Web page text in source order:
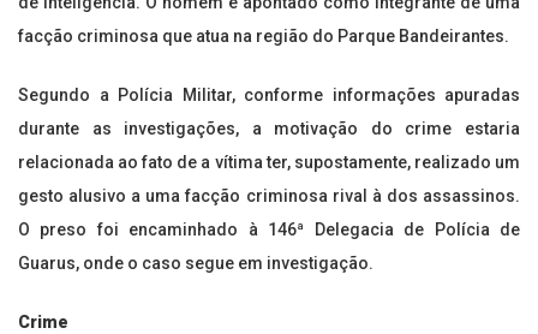
facção criminosa que atua na região do Parque Bandeirantes.
Segundo a Polícia Militar, conforme informações apuradas
durante as investigações, a motivação do crime estaria
relacionada ao fato de a vítima ter, supostamente, realizado um
gesto alusivo a uma facção criminosa rival à dos assassinos.
O preso foi encaminhado à 146ª Delegacia de Polícia de
Guarus, onde o caso segue em investigação.
Crime